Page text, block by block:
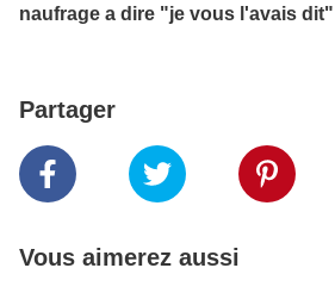
naufrage a dire "je vous l'avais dit"
Partager
Vous aimerez aussi